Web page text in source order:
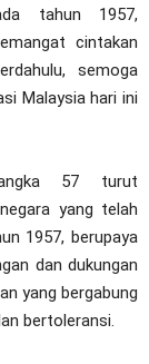
tahun 1957,
cintakan
semoga
Malaysia hari ini
57 turut
yang telah
1957, berupaya
dan dukungan
yang bergabung
bertoleransi.